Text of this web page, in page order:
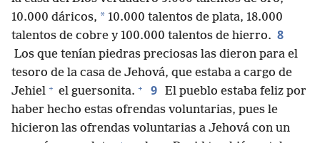
10.000 dáricos, * 10.000 talentos de plata, 18.000
talentos de cobre y 100.000 talentos de hierro. 8
Los que tenían piedras preciosas las dieron para el
tesoro de la casa de Jehová, que estaba a cargo de
Jehiel + el guersonita. + 9 El pueblo estaba feliz por
haber hecho estas ofrendas voluntarias, pues le
hicieron las ofrendas voluntarias a Jehová con un